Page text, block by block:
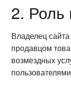
2. Роль
Владелец сайта
продавцом
возмездных